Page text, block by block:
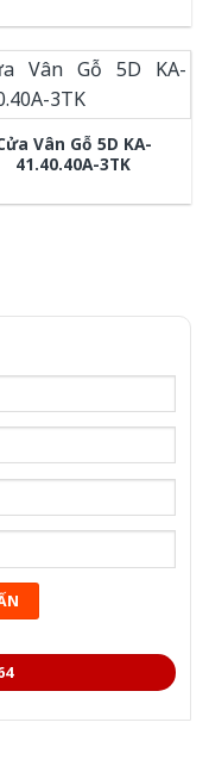
Vân Gỗ 5D KA-
41.40.40A-3TK